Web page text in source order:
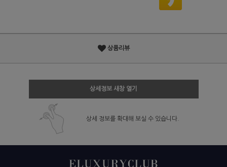
상품리뷰
상세정보 새창 열기
상세 정보를 확대해 보실 수 있습니다.